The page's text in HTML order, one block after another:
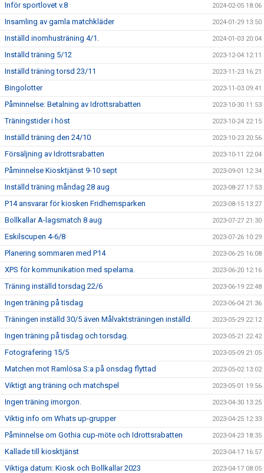
Inför sportlovet v.8 2024-02-05 18:06
Insamling av gamla matchkläder 2024-01-29 13:50
Inställd inomhusträning 4/1. 2024-01-03 20:04
Inställd träning 5/12 2023-12-04 12:11
Inställd träning torsd 23/11 2023-11-23 16:21
Bingolotter 2023-11-03 09:41
Påminnelse: Betalning av Idrottsrabatten 2023-10-30 11:53
Träningstider i höst 2023-10-24 22:15
Inställd träning den 24/10 2023-10-23 20:56
Försäljning av Idrottsrabatten 2023-10-11 22:04
Påminnelse Kiosktjänst 9-10 sept 2023-09-01 12:34
Inställd träning måndag 28 aug 2023-08-27 17:53
P14 ansvarar för kiosken Fridhemsparken 2023-08-15 13:27
Bollkallar A-lagsmatch 8 aug 2023-07-27 21:30
Eskilscupen 4-6/8 2023-07-26 10:29
Planering sommaren med P14 2023-06-25 16:08
XPS för kommunikation med spelarna. 2023-06-20 12:16
Träning inställd torsdag 22/6 2023-06-19 22:48
Ingen träning på tisdag 2023-06-04 21:36
Träningen inställd 30/5 även Målvaktsträningen inställd. 2023-05-29 22:12
Ingen träning på tisdag och torsdag. 2023-05-21 22:42
Fotografering 15/5 2023-05-09 21:05
Matchen mot Ramlösa S:a på onsdag flyttad 2023-05-02 13:02
Viktigt ang träning och matchspel 2023-05-01 19:56
Ingen träning imorgon. 2023-04-30 13:25
Viktig info om Whats up-grupper 2023-04-25 12:33
Påminnelse om Gothia cup-möte och Idrottsrabatten 2023-04-23 18:35
Kallade till kiosktjänst 2023-04-17 16:57
Viktiga datum: Kiosk och Bollkallar 2023 2023-04-17 08:05